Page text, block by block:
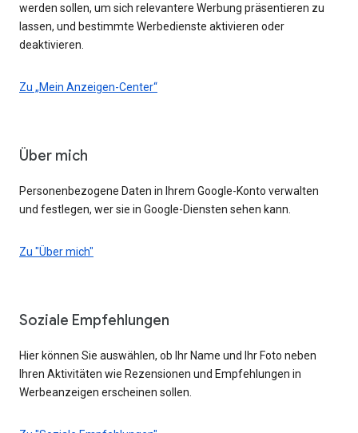
werden sollen, um sich relevantere Werbung präsentieren zu
lassen, und bestimmte Werbedienste aktivieren oder
deaktivieren.
Zu „Mein Anzeigen-Center“
Über mich
Personenbezogene Daten in Ihrem Google-Konto verwalten
und festlegen, wer sie in Google-Diensten sehen kann.
Zu "Über mich"
Soziale Empfehlungen
Hier können Sie auswählen, ob Ihr Name und Ihr Foto neben
Ihren Aktivitäten wie Rezensionen und Empfehlungen in
Werbeanzeigen erscheinen sollen.